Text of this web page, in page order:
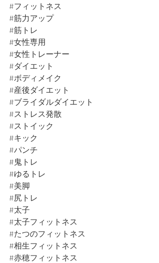
#フィットネス
#筋力アップ
#筋トレ
#女性専用
#女性トレーナー
#ダイエット
#ボディメイク
#産後ダイエット
#ブライダルダイエット
#ストレス発散
#ストイック
#キック
#パンチ
#鬼トレ
#ゆるトレ
#美脚
#尻トレ
#太子
#太子フィットネス
#たつのフィットネス
#相生フィットネス
#赤穂フィットネス